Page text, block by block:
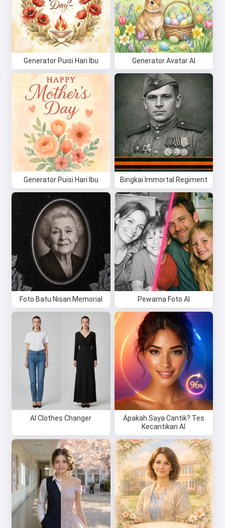
Generator Puisi Hari Ibu Generator Avatar AI
Generator Puisi Hari Ibu Bingkai Immortal Regiment
Foto Batu Nisan Memorial Pewarna Foto AI
AI Clothes Changer
Apakah Saya Cantik? Tes
Kecantikan AI
Hai 👋
Saya bisa membuat lagu, menulis
puisi, dan ucapan selamat 🥰
Coba gratis
Saya menerima: Ketentuan Layanan
Kebijakan Privasi
Kebijakan Pengembalian Dana